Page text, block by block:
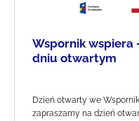
Wspornik wspiera
dniu otwartym
Dzień otwarty we
zapraszamy na dzień